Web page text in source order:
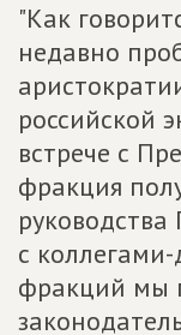
"Как
недавно
российской
встрече с
фракция
руководства
с
фракций мы